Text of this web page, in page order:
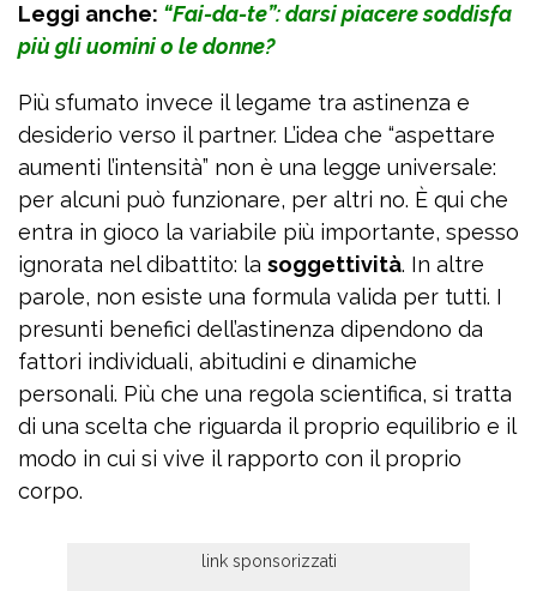
Leggi anche: “Fai-da-te”: darsi piacere soddisfa
più gli uomini o le donne?
Più sfumato invece il legame tra astinenza e
desiderio verso il partner. L’idea che “aspettare
aumenti l’intensità” non è una legge universale:
per alcuni può funzionare, per altri no. È qui che
entra in gioco la variabile più importante, spesso
ignorata nel dibattito: la soggettività. In altre
parole, non esiste una formula valida per tutti. I
presunti benefici dell’astinenza dipendono da
fattori individuali, abitudini e dinamiche
personali. Più che una regola scientifica, si tratta
di una scelta che riguarda il proprio equilibrio e il
modo in cui si vive il rapporto con il proprio
corpo.